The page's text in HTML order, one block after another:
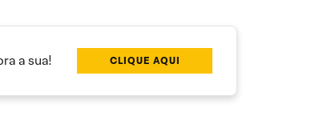
a sua! CLIQUE AQUI